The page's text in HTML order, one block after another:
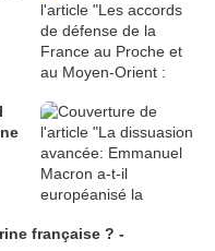
française ? -